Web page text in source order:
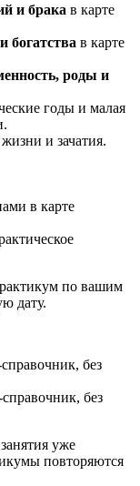
и брака в карте
богатства в карте
роды и
годы и малая
и зачатия.
в карте
по вашим
дату.
без
без
уже
повторяются